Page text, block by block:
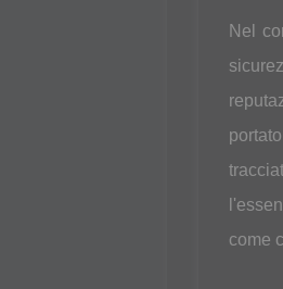
Nel
come